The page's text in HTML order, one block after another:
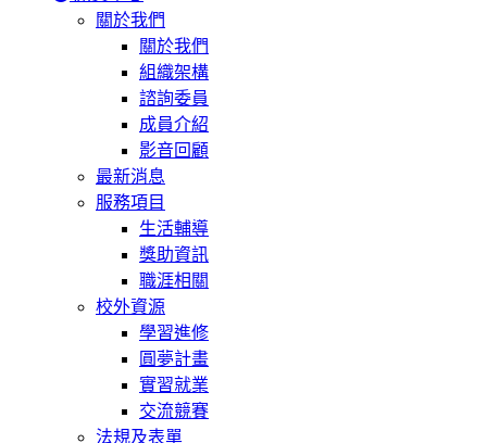
關於我們
關於我們
組織架構
諮詢委員
成員介紹
影音回顧
最新消息
服務項目
生活輔導
獎助資訊
職涯相關
校外資源
學習進修
圓夢計畫
實習就業
交流競賽
法規及表單